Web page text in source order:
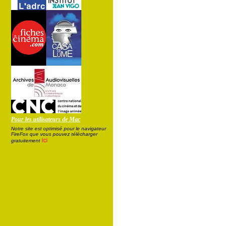
Pour les utilisateurs de Mac
Notre site est optimisé pour le navigateur
FireFox que vous pouvez télécharger
gratuitement ici